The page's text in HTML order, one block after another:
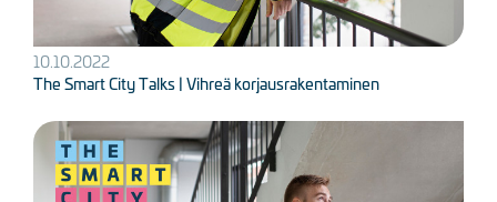
10.10.2022
The Smart City Talks | Vihreä korjausrakentaminen
Kuva